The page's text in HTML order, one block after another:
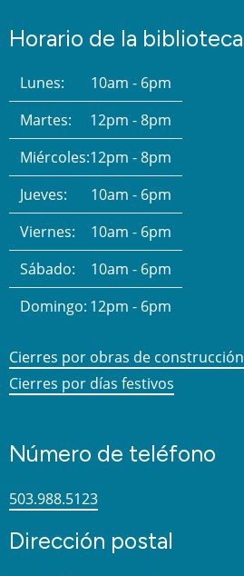
Horario de la biblioteca
Lunes:
10am - 6pm
Martes:
12pm - 8pm
Miércoles:12pm - 8pm
Jueves:
10am - 6pm
Viernes:
10am - 6pm
Sábado:
10am - 6pm
Domingo: 12pm - 6pm
Cierres por obras de construcción
Cierres por días festivos
Número de teléfono
503.988.5123
Dirección postal